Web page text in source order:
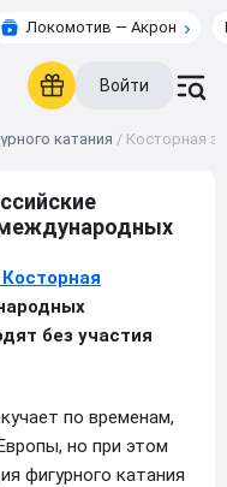
Локомотив — Акрон
Войти
катания / Косторная
международных
без участия
по временам,
но при этом
фигурного катания